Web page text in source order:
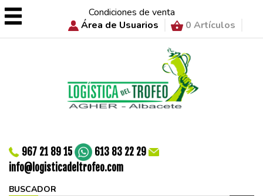
Condiciones de venta
Área de Usuarios
0 Artículos
967 21 89 15
613 83 22 29
info@logisticadeltrofeo.com
BUSCADOR